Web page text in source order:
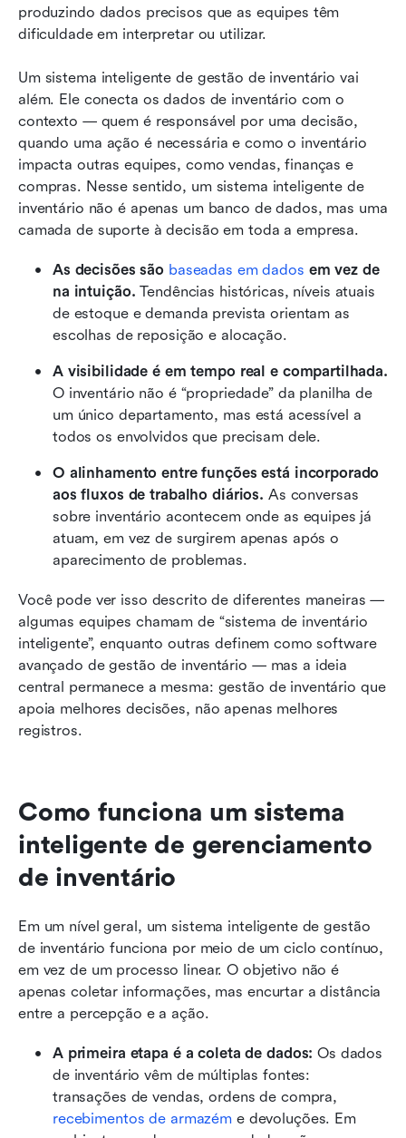
produzindo dados precisos que as equipes têm
dificuldade em interpretar ou utilizar.
Um sistema inteligente de gestão de inventário vai
além. Ele conecta os dados de inventário com o
contexto — quem é responsável por uma decisão,
quando uma ação é necessária e como o inventário
impacta outras equipes, como vendas, finanças e
compras. Nesse sentido, um sistema inteligente de
inventário não é apenas um banco de dados, mas uma
camada de suporte à decisão em toda a empresa.
As decisões são baseadas em dados em vez de
na intuição. Tendências históricas, níveis atuais
de estoque e demanda prevista orientam as
escolhas de reposição e alocação.
A visibilidade é em tempo real e compartilhada.
O inventário não é “propriedade” da planilha de
um único departamento, mas está acessível a
todos os envolvidos que precisam dele.
O alinhamento entre funções está incorporado
aos fluxos de trabalho diários. As conversas
sobre inventário acontecem onde as equipes já
atuam, em vez de surgirem apenas após o
aparecimento de problemas.
Você pode ver isso descrito de diferentes maneiras —
algumas equipes chamam de “sistema de inventário
inteligente”, enquanto outras definem como software
avançado de gestão de inventário — mas a ideia
central permanece a mesma: gestão de inventário que
apoia melhores decisões, não apenas melhores
registros.
Como funciona um sistema
inteligente de gerenciamento
de inventário
Em um nível geral, um sistema inteligente de gestão
de inventário funciona por meio de um ciclo contínuo,
em vez de um processo linear. O objetivo não é
apenas coletar informações, mas encurtar a distância
entre a percepção e a ação.
A primeira etapa é a coleta de dados: Os dados
de inventário vêm de múltiplas fontes:
recebimentos de armazém e devoluções. Em